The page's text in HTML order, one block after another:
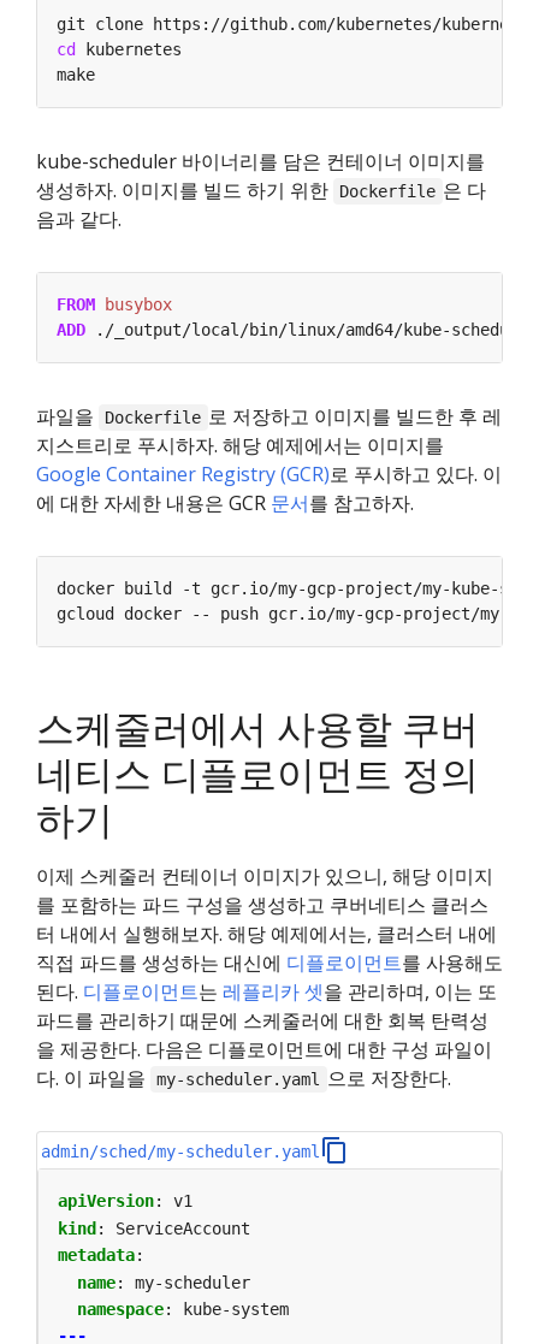
cd
kube-scheduler 바이너리를 담은 컨테이너 이미지를
생성하자. 이미지를 빌드 하기 위한
Dockerfile 은 다
음과 같다.
FROM busybox
ADD ./_output/local/bin/linux/amd64/kube-
파일을 Dockerfile 로 저장하고 이미지를 빌드한 후 레
지스트리로 푸시하자. 해당 예제에서는 이미지를
Google Container Registry (GCR)로 푸시하고 있다. 이
에 대한 자세한 내용은 GCR 문서를 참고하자.
스케줄러에서 사용할 쿠버
네티스 디플로이먼트 정의
하기
이제 스케줄러 컨테이너 이미지가 있으니, 해당 이미지
를 포함하는 파드 구성을 생성하고 쿠버네티스 클러스
터 내에서 실행해보자. 해당 예제에서는, 클러스터 내에
직접 파드를 생성하는 대신에 디플로이먼트를 사용해도
된다. 디플로이먼트는 레플리카 셋을 관리하며, 이는 또
파드를 관리하기 때문에 스케줄러에 대한 회복 탄력성
을 제공한다. 다음은 디플로이먼트에 대한 구성 파일이
다. 이 파일을
my-scheduler.yaml 으로 저장한다.
admin/sched/my-scheduler.yaml
apiVersion:
v1
kind :
ServiceAccount
metadata:
name:
my-scheduler
namespace:
kube-system
---